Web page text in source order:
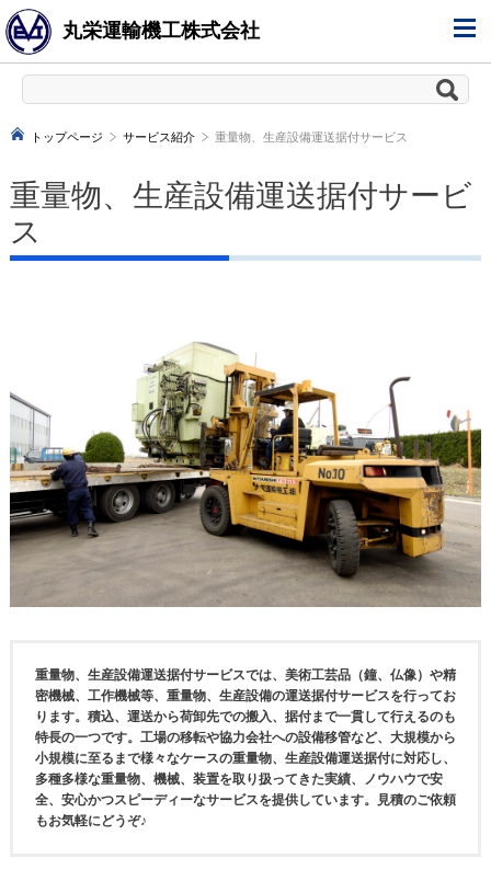
丸栄運輸機工株式会社
トップページ サービス紹介 重量物、生産設備運送据付サービス
重量物、生産設備運送据付サービ
ス
重量物、生産設備運送据付サービスでは、美術工芸品（鐘、仏像）や精
密機械、工作機械等、重量物、生産設備の運送据付サービスを行ってお
ります。積込、運送から荷卸先での搬入、据付まで一貫して行えるのも
特長の一つです。工場の移転や協力会社への設備移管など、大規模から
小規模に至るまで様々なケースの重量物、生産設備運送据付に対応し、
多種多様な重量物、機械、装置を取り扱ってきた実績、ノウハウで安
全、安心かつスピーディーなサービスを提供しています。見積のご依頼
もお気軽にどうぞ♪